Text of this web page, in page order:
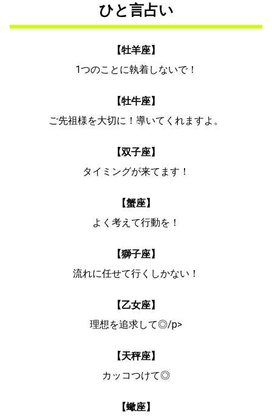
ひと言占い
【牡羊座】
1つのことに執着しないで！
【牡牛座】
ご先祖様を大切に！導いてくれますよ。
【双子座】
タイミングが来てます！
【蟹座】
よく考えて行動を！
【獅子座】
流れに任せて行くしかない！
【乙女座】
理想を追求して◎/p>
【天秤座】
カッコつけて◎
【蠍座】